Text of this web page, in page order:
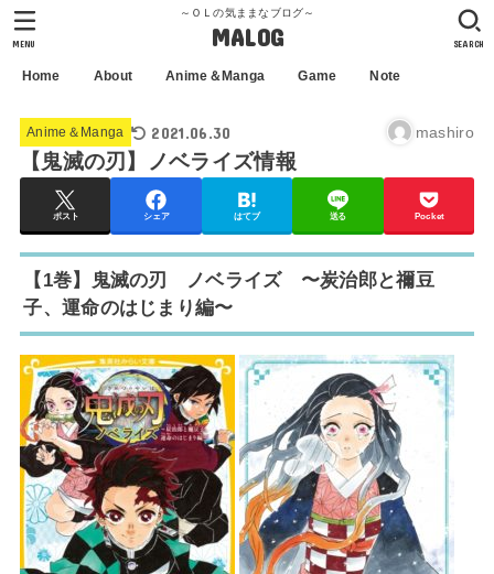
～ＯＬの気ままなブログ～
MALOG
Home About Anime＆Manga Game Note
SEARCH
MENU
Anime＆Manga 2021.06.30 mashiro
【鬼滅の刃】ノベライズ情報
ポスト シェア はてブ 送る Pocket
【1巻】鬼滅の刃 ノベライズ 〜炭治郎と禰豆
子、運命のはじまり編〜